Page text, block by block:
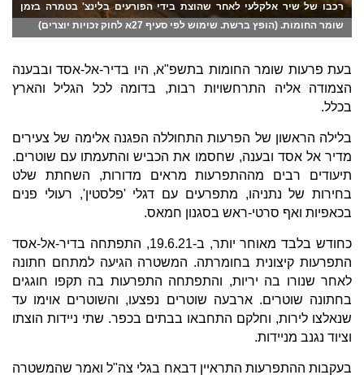
רכבו של שיר אלקלעי לאחר שהוצת בידי הפורעים בלינצ' בטמרה בזמן
שומר החומות. (הופץ ברשת. שימוש לפי סעיף 27א לחוק זכויות יוצרים)
בעת פרעות שומר החומות בתשפ"א, היו בדיר-אל-אסד ובבענה
הצמודה אליה התרחשויות רבות, בדומה לכל הגליל והארץ
בכלל.
בלילה הראשון של הפרעות התחוללה הפגנה אלימה של צעירים
מדיר אל אסד ובענה, שחסמו את הכביש והתעמתו עם שוטרים.
תיעודים רבים מההתפרעות מראים מדורות, השחתת שלט
בחירות של נתניהו, מתפרעים עם דגלי 'פלסטין', רעולי פנים
בכאפיות ואף סרטי-ראש בסגנון חמאס.
כחודש בלבד מאוחר יותר, ב-19.6.21, התפתחה בדיר-אל-אסד
התפרעות קיצונית בחומרתה. המשטרה הגיעה למתחם חתונה
לאחר שנורו בה יריות, והתפתחה התפרעות בה תקפו חוגגים
בחתונה שוטרים. ארבעה שוטרים נפצעו, והשוטרים אוימו עד
שנאלצו לירות, וחלקם התחבאו בבתים בכפר. שתי ניידות הוצתו
וציוד נגנב מניידות.
בעקבות ההתפרעות התראיין דבאח בגלי צה"ל ואמר שהמשטרה